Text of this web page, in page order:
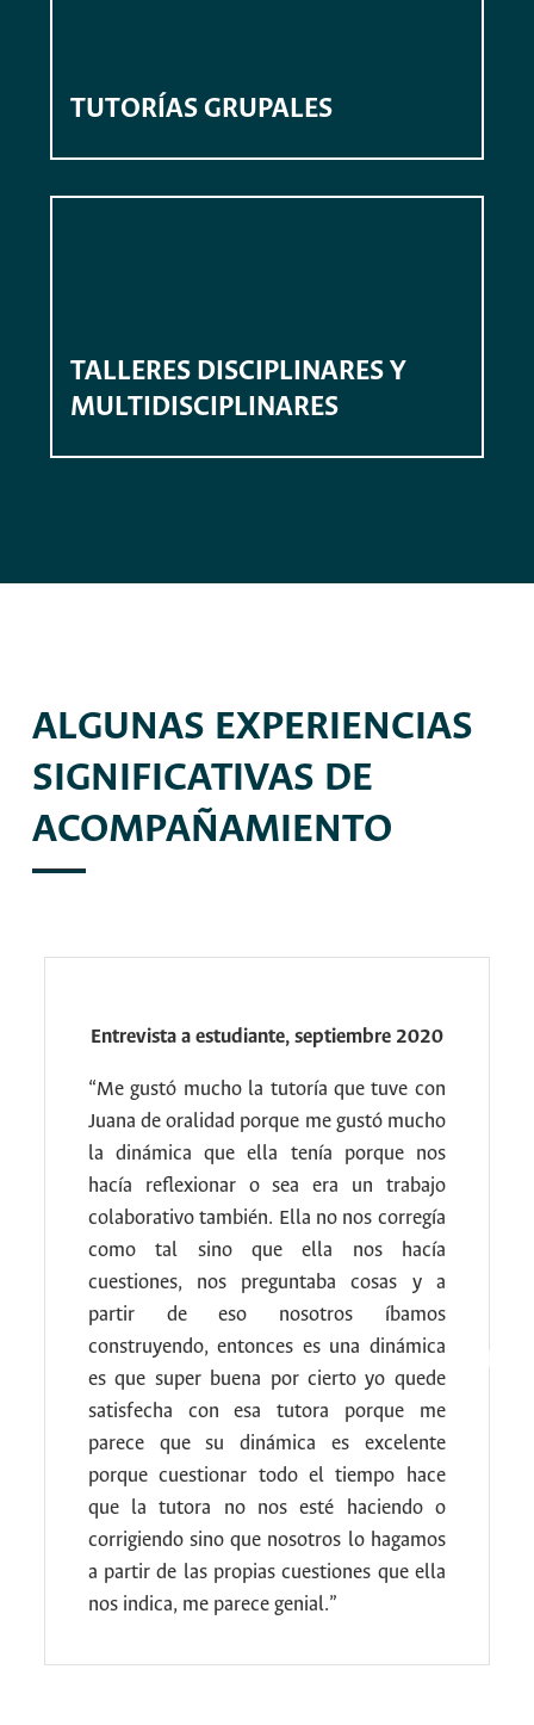
TUTORÍAS GRUPALES
TALLERES DISCIPLINARES Y
MULTIDISCIPLINARES
ALGUNAS EXPERIENCIAS
SIGNIFICATIVAS DE
ACOMPAÑAMIENTO
Entrevista a estudiante, septiembre 2020
“Me gustó mucho la tutoría que tuve con
Juana de oralidad porque me gustó mucho
la dinámica que ella tenía porque nos
hacía reflexionar o sea era un trabajo
colaborativo también. Ella no nos corregía
como tal sino que ella nos hacía
cuestiones, nos preguntaba cosas y a
partir de eso nosotros íbamos
construyendo, entonces es una dinámica
es que super buena por cierto yo quede
satisfecha con esa tutora porque me
parece que su dinámica es excelente
porque cuestionar todo el tiempo hace
que la tutora no nos esté haciendo o
corrigiendo sino que nosotros lo hagamos
a partir de las propias cuestiones que ella
nos indica, me parece genial.”